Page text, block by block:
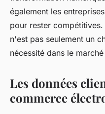
également les
pour rester
n'est pas seulement un
nécessité dans le
Les données
commerce